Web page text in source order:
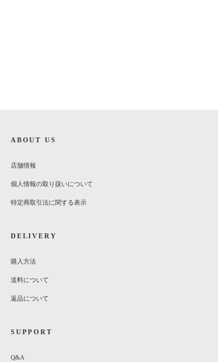
ABOUT US
店舗情報
個人情報の取り扱いについて
特定商取引法に関する表示
DELIVERY
購入方法
送料について
返品について
SUPPORT
Q&A